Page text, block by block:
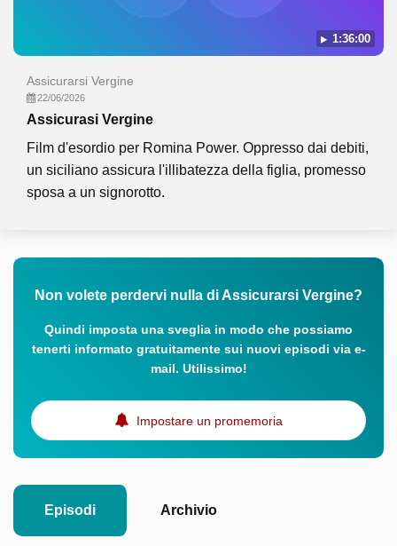
1:36:00
Assicurarsi Vergine
22/06/2026
Assicurasi Vergine
Film d'esordio per Romina Power. Oppresso dai debiti,
un siciliano assicura l'illibatezza della figlia, promesso
sposa a un signorotto.
Non volete perdervi nulla di Assicurarsi Vergine?
Quindi imposta una sveglia in modo che possiamo
tenerti informato gratuitamente sui nuovi episodi via e-
mail. Utilissimo!
Impostare un promemoria
Episodi Archivio